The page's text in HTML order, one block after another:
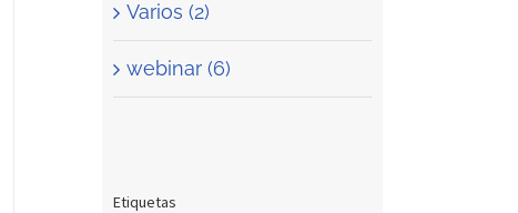
Varios (2)
webinar (6)
Etiquetas